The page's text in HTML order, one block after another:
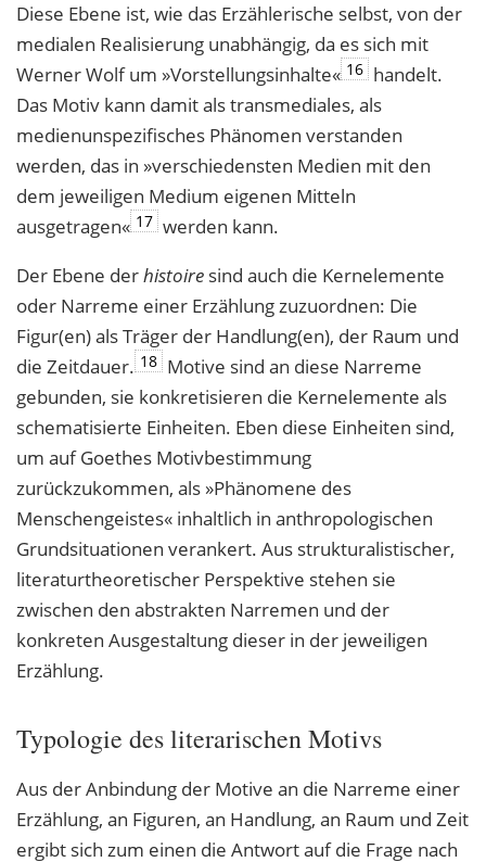
Diese Ebene ist, wie das Erzählerische selbst, von der
medialen Realisierung unabhängig, da es sich mit
Werner Wolf um »Vorstellungsinhalte« 16 handelt.
Das Motiv kann damit als transmediales, als
medienunspezifisches Phänomen verstanden
werden, das in »verschiedensten Medien mit den
dem jeweiligen Medium eigenen Mitteln
ausgetragen« 17 werden kann.
Der Ebene derhistoire sind auch die Kernelemente
oder Narreme einer Erzählung zuzuordnen: Die
Figur(en) als Träger der Handlung(en), der Raum und
die Zeitdauer. 18 Motive sind an diese Narreme
gebunden, sie konkretisieren die Kernelemente als
schematisierte Einheiten. Eben diese Einheiten sind,
um auf Goethes Motivbestimmung
zurückzukommen, als »Phänomene des
Menschengeistes« inhaltlich in anthropologischen
Grundsituationen verankert. Aus strukturalistischer,
literaturtheoretischer Perspektive stehen sie
zwischen den abstrakten Narremen und der
konkreten Ausgestaltung dieser in der jeweiligen
Erzählung.
Typologie des literarischen Motivs
Aus der Anbindung der Motive an die Narreme einer
Erzählung, an Figuren, an Handlung, an Raum und Zeit
ergibt sich zum einen die Antwort auf die Frage nach